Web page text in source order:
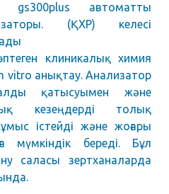
gs300plus автоматты
(ҚХР) келесі
клиникалық химия
vitro анықтау. Анализатор
қатысуымен және
кезеңдерді толық
істейді және жоғары
мүмкіндік береді. Бұл
саласы зертханаларда